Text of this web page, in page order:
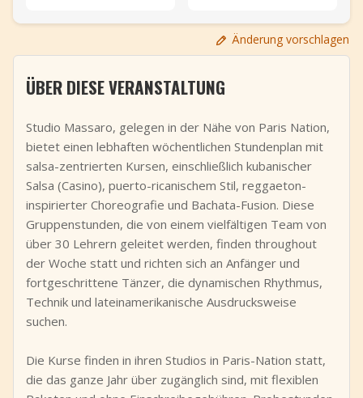
TuneTempo
+ Event hinzufügen
Änderung vorschlagen
ÜBER DIESE VERANSTALTUNG
Studio Massaro, gelegen in der Nähe von Paris Nation,
bietet einen lebhaften wöchentlichen Stundenplan mit
salsa-zentrierten Kursen, einschließlich kubanischer
Salsa (Casino), puerto-ricanischem Stil, reggaeton-
inspirierter Choreografie und Bachata-Fusion. Diese
Gruppenstunden, die von einem vielfältigen Team von
über 30 Lehrern geleitet werden, finden throughout
der Woche statt und richten sich an Anfänger und
fortgeschrittene Tänzer, die dynamischen Rhythmus,
Technik und lateinamerikanische Ausdrucksweise
suchen.
Die Kurse finden in ihren Studios in Paris-Nation statt,
die das ganze Jahr über zugänglich sind, mit flexiblen